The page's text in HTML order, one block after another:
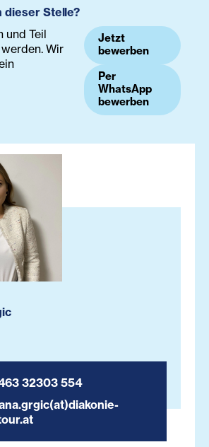
dieser Stelle?
und Teil
Wir
Jetzt
bewerben
Per
WhatsApp
bewerben
32303 554